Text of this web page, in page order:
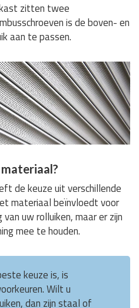
zitten twee
is de boven- en
aan te passen.
de keuze uit verschillende
materiaal beïnvloedt voor
uw rolluiken, maar er zijn
mee te houden.
keuze is, is
Wilt u
dan zijn staal of